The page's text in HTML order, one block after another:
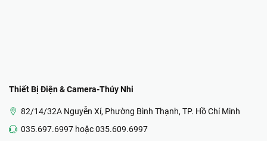
Thiết Bị Điện & Camera-Thúy Nhi
82/14/32A Nguyễn Xí, Phường Bình Thạnh, TP. Hồ Chí Minh
035.697.6997 hoặc 035.609.6997